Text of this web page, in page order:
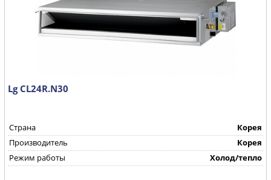
Lg CL24R.N30
Страна
Корея
Производитель
Корея
Режим работы
Холод/тепло